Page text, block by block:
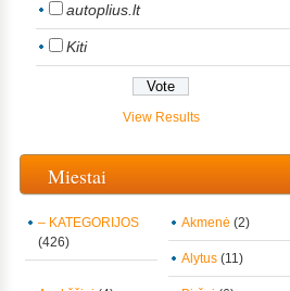
autoplius.lt
Kiti
View Results
Miestai
– KATEGORIJOS
(426)
Akmenė (2)
Alytus (11)